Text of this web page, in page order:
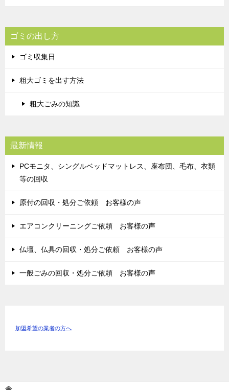
ゴミの出し方
ゴミ収集日
粗大ゴミを出す方法
粗大ごみの知識
最新情報
PCモニタ、シングルベッドマットレス、座布団、毛布、衣類
等の回収
原付の回収・処分ご依頼 お客様の声
エアコンクリーニングご依頼 お客様の声
仏壇、仏具の回収・処分ご依頼 お客様の声
一般ごみの回収・処分ご依頼 お客様の声
加盟希望の業者の方へ